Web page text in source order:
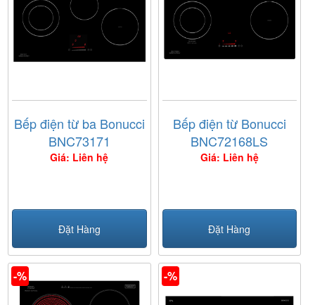
Bếp điện từ ba Bonucci
BNC73171
Giá: Liên hệ
Đặt Hàng
Bếp điện từ Bonucci
BNC72168LS
Giá: Liên hệ
Đặt Hàng
-% -%